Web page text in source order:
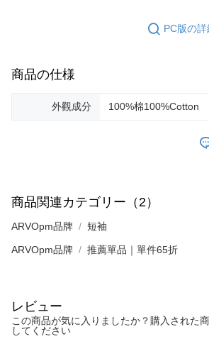
PC版の
商品の仕様
外觀成分 100%棉100%Cotton
商品関連カテゴリー（2）
ARVOpm品牌 短袖
ARVOpm品牌 推薦單品｜單件65折
レビュー
この商品が気に入りましたか？購入された
してください